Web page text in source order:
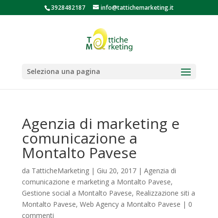
3928482187 info@tattichemarketing.it
Seleziona una pagina
Agenzia di marketing e
comunicazione a
Montalto Pavese
da TatticheMarketing| Giu 20, 2017| Agenzia di
comunicazione e marketing a Montalto Pavese,
Gestione social a Montalto Pavese, Realizzazione siti a
Montalto Pavese, Web Agency a Montalto Pavese | 0
commenti